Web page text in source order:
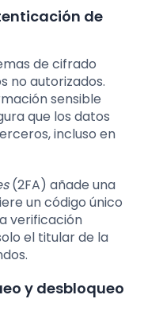
de
de cifrado
no autorizados.
sensible
que los datos
incluso en
(2FA) añade una
un código único
verificación
el titular de la
y desbloqueo